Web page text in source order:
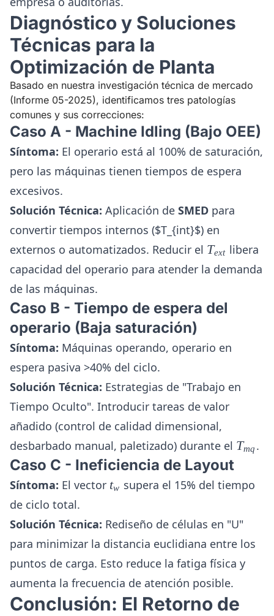
Diagnóstico y Soluciones
Técnicas para la
Optimización de Planta
Basado en nuestra investigación técnica de mercado
(Informe 05-2025), identificamos tres patologías
comunes y sus correcciones:
Caso A - Machine Idling (Bajo OEE)
Síntoma: El operario está al 100% de saturación,
pero las máquinas tienen tiempos de espera
excesivos.
Solución Técnica: Aplicación de SMED para
convertir tiempos internos ($T_{int}$) en
externos o automatizados. Reducir el T_{ext}
Text libera
capacidad del operario para atender la demanda
de las máquinas.
Caso B - Tiempo de espera del
operario (Baja saturación)
Síntoma: Máquinas operando, operario en
espera pasiva >40% del ciclo.
Solución Técnica: Estrategias de "Trabajo en
Tiempo Oculto". Introducir tareas de valor
añadido (control de calidad dimensional,
desbarbado manual, paletizado) durante el Tmq .
Caso C - Ineficiencia de Layout
Síntoma: El vector t_w
tw supera el 15% del tiempo
de ciclo total.
Solución Técnica: Rediseño de células en "U"
para minimizar la distancia euclidiana entre los
puntos de carga. Esto reduce la fatiga física y
aumenta la frecuencia de atención posible.
Conclusión: El Retorno de